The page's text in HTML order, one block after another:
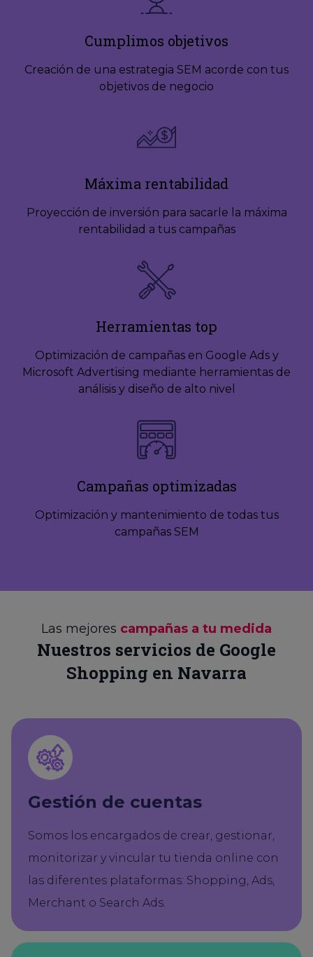
Cumplimos objetivos
Creación de una estrategia SEM acorde con tus
objetivos de negocio
Máxima rentabilidad
Proyección de inversión para sacarle la máxima
rentabilidad a tus campañas
Herramientas top
Optimización de campañas en Google Ads y
Microsoft Advertising mediante herramientas de
análisis y diseño de alto nivel
Campañas optimizadas
Optimización y mantenimiento de todas tus
campañas SEM
Las mejores campañas a tu medida
Nuestros servicios de Google
Shopping en Navarra
Gestión de cuentas
Somos los encargados de crear, gestionar,
monitorizar y vincular tu tienda online con
las diferentes plataformas: Shopping, Ads,
Merchant o Search Ads.